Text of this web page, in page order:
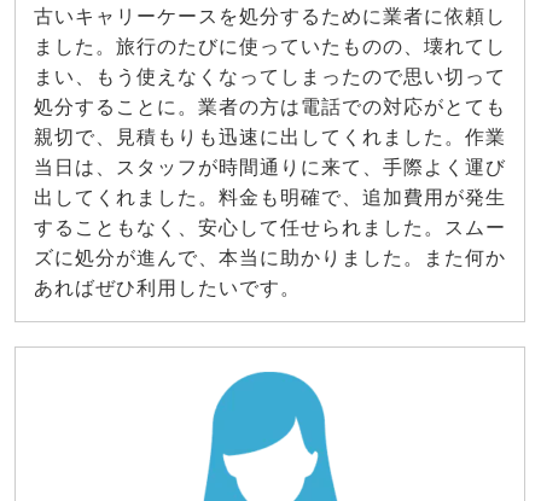
古いキャリーケースを処分するために業者に依頼し
ました。旅行のたびに使っていたものの、壊れてし
まい、もう使えなくなってしまったので思い切って
処分することに。業者の方は電話での対応がとても
親切で、見積もりも迅速に出してくれました。作業
当日は、スタッフが時間通りに来て、手際よく運び
出してくれました。料金も明確で、追加費用が発生
することもなく、安心して任せられました。スムー
ズに処分が進んで、本当に助かりました。また何か
あればぜひ利用したいです。